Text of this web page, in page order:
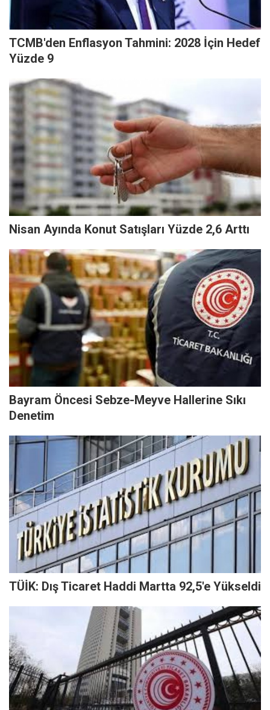
TCMB'den Enflasyon Tahmini: 2028 İçin Hedef
Yüzde 9
Nisan Ayında Konut Satışları Yüzde 2,6 Arttı
Bayram Öncesi Sebze-Meyve Hallerine Sıkı
Denetim
TÜİK: Dış Ticaret Haddi Martta 92,5'e Yükseldi